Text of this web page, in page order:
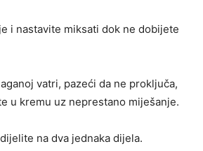
i nastavite miksati dok ne dobijete
vatri, pazeći da ne proključa,
u kremu uz neprestano miješanje.
na dva jednaka dijela.